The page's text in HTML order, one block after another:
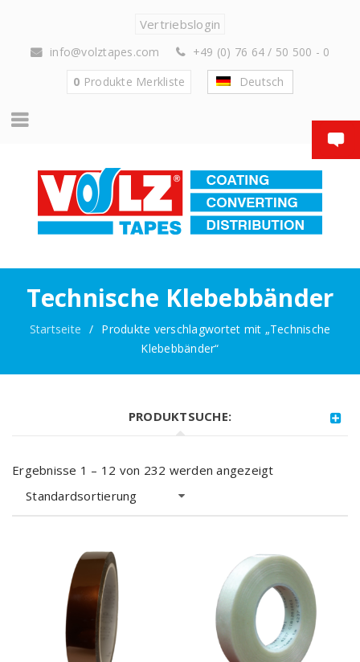
Vertriebslogin
info@volztapes.com
+49 (0) 76 64 / 50 500 - 0
0 Produkte Merkliste Deutsch
Technische Klebebbänder
Startseite / Produkte verschlagwortet mit „Technische
Klebebbänder“
PRODUKTSUCHE:
Ergebnisse 1 – 12 von 232 werden angezeigt
Standardsortierung